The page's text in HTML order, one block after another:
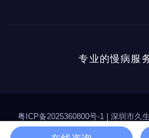
专业的慢病服
粤ICP备2025360800号-1
深圳市久
（2025）第